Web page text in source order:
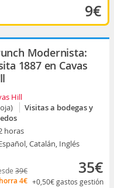
9€
Modernista:
1887 en Cavas
Hill
Visitas a bodegas y
horas
Catalán, Inglés
39€
4€
35€
+0,50€gastos gestión